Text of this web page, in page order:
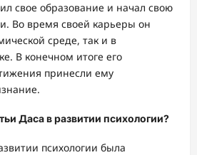
свое образование и начал свою
Во время своей карьеры он
среде, так и в
В конечном итоге его
принесли ему
Даса в развитии психологии?
психологии была